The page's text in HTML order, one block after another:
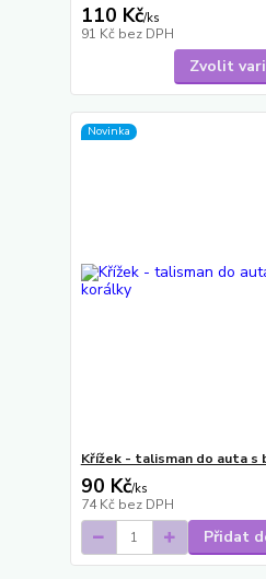
110 Kč/ks
91 Kč bez DPH
Zvolit
Novinka
Křížek - talisman do auta s
90 Kč/ks
74 Kč bez DPH
Přidat